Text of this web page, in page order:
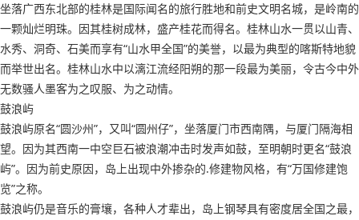
坐落广西东北部的桂林是国际闻名的旅行胜地和前史文明名城，是岭南的
一颗灿烂明珠。因其桂树成林，盛产桂花而得名。桂林山水一贯以山青、
水秀、洞奇、石美而享有“山水甲全国”的美誉，以最为典型的喀斯特地貌
而举世出名。桂林山水中以漓江流经阳朔的那一段最为美丽，令古今中外
无数骚人墨客为之叹服、为之动情。
鼓浪屿
鼓浪屿原名“圆沙州”，又叫“圆州仔”，坐落厦门市西南隅，与厦门隔海相
望。因为其西南一中空巨石被浪潮冲击时发声如鼓，至明朝时更名“鼓浪
屿”。因为前史原因，岛上出现中外掺杂的.修建物风格，有“万国修建饱
览”之称。
鼓浪屿仍是音乐的膏壤，各种人才辈出，岛上钢琴具有密度居全国之最，